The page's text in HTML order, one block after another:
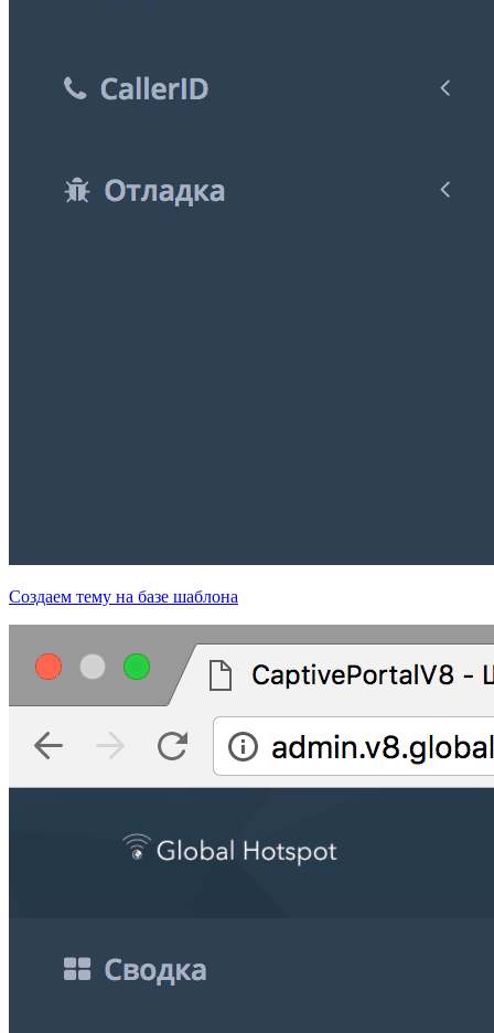
Создаем тему на базе шаблона